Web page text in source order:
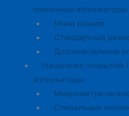
пленочные аппликаторы
Мини размер
Стандартный
Дополнительные
Нанесение покрытий
аппликаторы
Спиральные